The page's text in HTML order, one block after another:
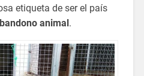
etiqueta de ser el país
animal.